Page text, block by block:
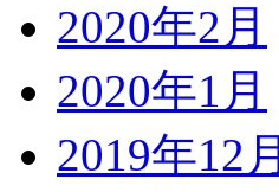
2020年2月
2020年1月
2019年12月